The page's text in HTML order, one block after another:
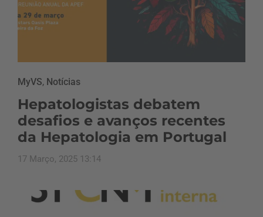
MyVS, Notícias
Hepatologistas debatem
desafios e avanços recentes
da Hepatologia em Portugal
17 Março, 2025 13:14